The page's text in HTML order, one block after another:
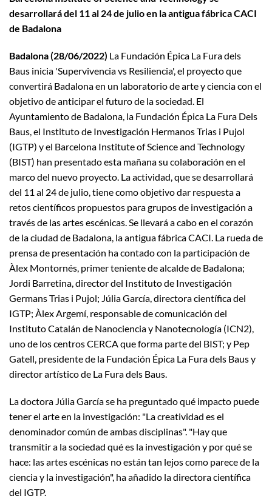
desarrollará del 11 al 24 de julio en la antigua fábrica CACI
de Badalona
Badalona (28/06/2022) La Fundación Épica La Fura dels
Baus inicia 'Supervivencia vs Resiliencia', el proyecto que
convertirá Badalona en un laboratorio de arte y ciencia con el
objetivo de anticipar el futuro de la sociedad. El
Ayuntamiento de Badalona, ​​la Fundación Épica La Fura Dels
Baus, el Instituto de Investigación Hermanos Trias i Pujol
(IGTP) y el Barcelona Institute of Science and Technology
(BIST) han presentado esta mañana su colaboración en el
marco del nuevo proyecto. La actividad, que se desarrollará
del 11 al 24 de julio, tiene como objetivo dar respuesta a
retos científicos propuestos para grupos de investigación a
través de las artes escénicas. Se llevará a cabo en el corazón
de la ciudad de Badalona, ​​la antigua fábrica CACI. La rueda de
prensa de presentación ha contado con la participación de
Àlex Montornés, primer teniente de alcalde de Badalona;
Jordi Barretina, director del Instituto de Investigación
Germans Trias i Pujol; Júlia García, directora científica del
IGTP; Àlex Argemí, responsable de comunicación del
Instituto Catalán de Nanociencia y Nanotecnología (ICN2),
uno de los centros CERCA que forma parte del BIST; y Pep
Gatell, presidente de la Fundación Épica La Fura dels Baus y
director artístico de La Fura dels Baus.
La doctora Júlia García se ha preguntado qué impacto puede
tener el arte en la investigación: "La creatividad es el
denominador común de ambas disciplinas". "Hay que
transmitir a la sociedad qué es la investigación y por qué se
hace: las artes escénicas no están tan lejos como parece de la
ciencia y la investigación", ha añadido la directora científica
del IGTP.